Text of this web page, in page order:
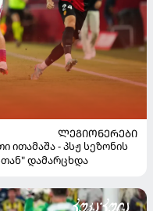
ᲚᲔᲒᲘᲝᲜᲔᲠᲔᲑᲘ
ითამაშა - პსჟ სეზონის
დამარცხდა